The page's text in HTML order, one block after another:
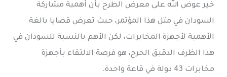
خير عوض الله على معرض الطرح بأن أهمية مشاركة
السودان في مثل هذا المؤتمر، حيث تعرض قضايا بالغة
الأهمية لأجهزة المخابرات، لكن الأهم بالنسبة للسودان في
هذا الظرف الدقيق الحرج، هو فرصة الالتقاء بأجهزة
مخابرات 43 دولة في قاعة واحدة.